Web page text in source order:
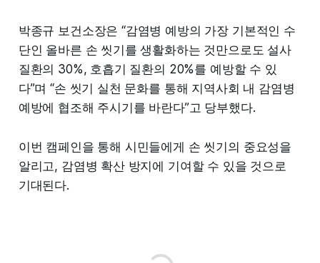
박종규 보건소장은 “감염병 예방의 가장 기본적인 수
단인 올바른 손 씻기를 생활화하는 것만으로도 설사
질환의 30%, 호흡기 질환의 20%를 예방할 수 있
다”며 “손 씻기 실천 문화를 통해 지역사회 내 감염병
예방에 협조해 주시기를 바란다”고 당부했다.
이번 캠페인을 통해 시민들에게 손 씻기의 중요성을
알리고, 감염병 확산 방지에 기여할 수 있을 것으로
기대된다.